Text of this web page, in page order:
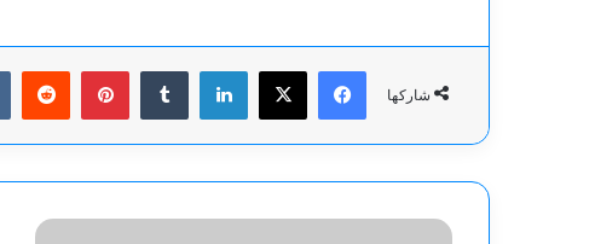
شاركها
فيسبوك
‫X لينكدإن بينتيريست
مصر